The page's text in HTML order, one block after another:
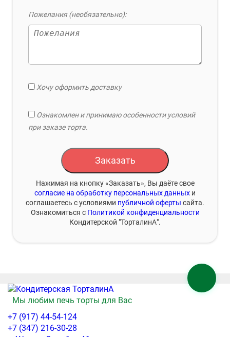
Пожелания (необязательно):
Хочу оформить доставку
Ознакомлен и принимаю особенности условий
при заказе торта.
Заказать
Нажимая на кнопку «Заказать», Вы даёте свое
согласие на обработку персональных данных и
соглашаетесь с условиями публичной оферты сайта.
Ознакомиться с Политикой конфиденциальности
Кондитерской "ТорталинА".
Мы любим печь торты для Вас
+7 (917) 44-54-124
+7 (347) 216-30-28